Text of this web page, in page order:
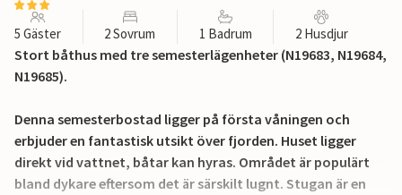
5 Gäster 2 Sovrum 1 Badrum 2 Husdjur
Stort båthus med tre semesterlägenheter (N19683, N19684,
N19685).
Denna semesterbostad ligger på första våningen och
erbjuder en fantastisk utsikt över fjorden. Huset ligger
direkt vid vattnet, båtar kan hyras. Området är populärt
bland dykare eftersom det är särskilt lugnt. Stugan är en